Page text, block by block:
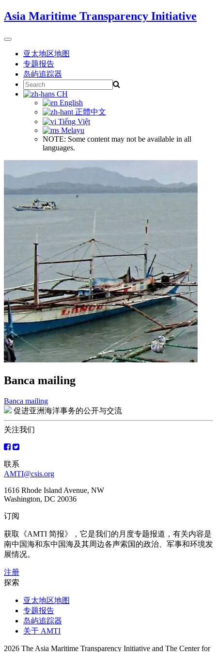
Skip
to
Asia Maritime Transparency Initiative
Toggle
navigation亚太地区地图
专题报告
岛屿追踪器
Search
for:
CH
English
正體中文
Tiếng Việt
Melayu
NOTE: Some content may not be available in all
languages.
Banca mailing
文
章
导
航
Banca mailing
促进亚洲海洋事务的公开与交流
关注我们
联系
AMTI@csis.org
1616 Rhode Island Avenue, NW
Washington, DC 20036
订阅
获取《AMTI 简报》，它是我们的月度专题报道，有关内容是
南中国海和东中国海及其周边各声索国的政治、军事和环境发
展情况。
注册
探索
亚太地区地图
专题报告
岛屿追踪器
关于 AMTI
2026 The Asia Maritime Transparency Initiative and The Center for